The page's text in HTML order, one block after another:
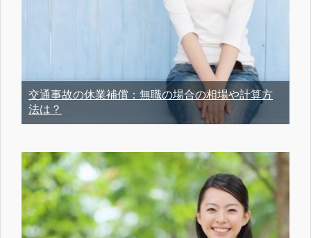
交通事故の休業補償：無職の場合の相場や計算方
法は？